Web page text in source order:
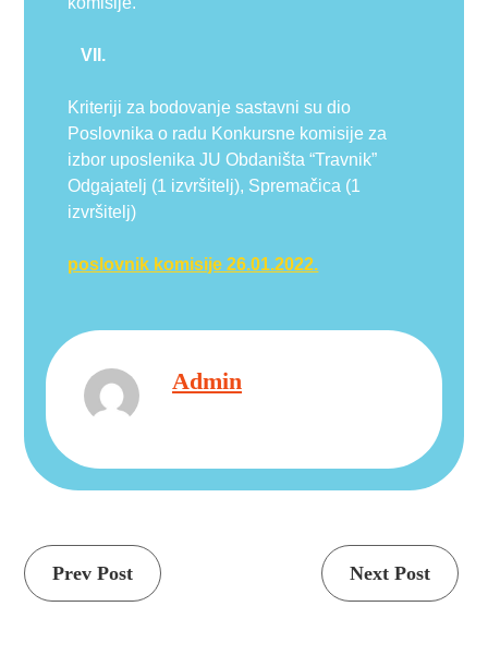
VII.
Kriteriji za bodovanje sastavni su dio
Poslovnika o radu Konkursne komisije za
izbor uposlenika JU Obdaništa “Travnik”
Odgajatelj (1 izvršitelj), Spremačica (1
izvršitelj)
poslovnik komisije 26.01.2022.
Admin
Continue
Prev Post Next Post